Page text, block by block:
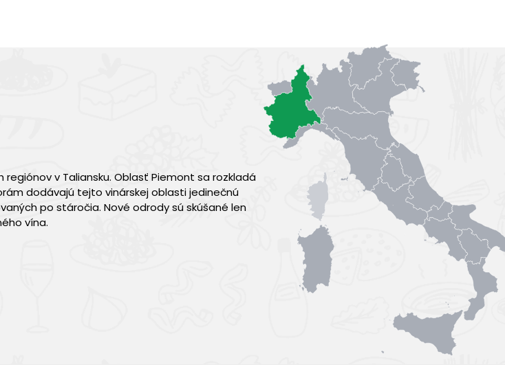
v Taliansku. Oblasť Piemont sa rozkladá
dodávajú tejto vinárskej oblasti jedinečnú
po stáročia. Nové odrody sú skúšané len
vína.